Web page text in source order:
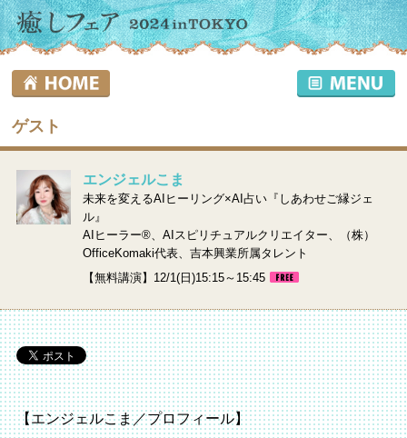
ゲスト
エンジェルこま
未来を変えるAIヒーリング×AI占い『しあわせご縁ジェ
ル』
AIヒーラー®、AIスピリチュアルクリエイター、（株）
OfficeKomaki代表、吉本興業所属タレント
【無料講演】12/1(日)15:15～15:45
【エンジェルこま／プロフィール】